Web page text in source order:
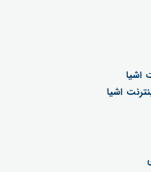
اشیا
اشیا